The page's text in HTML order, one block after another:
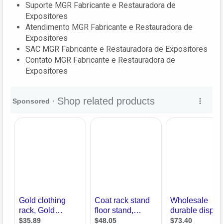
Suporte MGR Fabricante e Restauradora de
Expositores
Atendimento MGR Fabricante e Restauradora de
Expositores
SAC MGR Fabricante e Restauradora de Expositores
Contato MGR Fabricante e Restauradora de
Expositores